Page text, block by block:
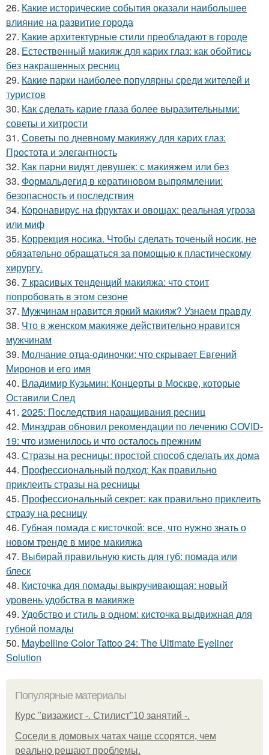
26. Какие исторические события оказали наибольшее
влияние на развитие города
27. Какие архитектурные стили преобладают в городе
28. Естественный макияж для карих глаз: как обойтись
без накрашенных ресниц
29. Какие парки наиболее популярны среди жителей и
туристов
30. Как сделать карие глаза более выразительными:
советы и хитрости
31. Советы по дневному макияжу для карих глаз:
Простота и элегантность
32. Как парни видят девушек: с макияжем или без
33. Формальдегид в кератиновом выпрямлении:
безопасность и последствия
34. Коронавирус на фруктах и овощах: реальная угроза
или миф
35. Коррекция носика. Чтобы сделать точеный носик, не
обязательно обращаться за помощью к пластическому
хирургу.
36. 7 красивых тенденций макияжа: что стоит
попробовать в этом сезоне
37. Мужчинам нравится яркий макияж? Узнаем правду
38. Что в женском макияже действительно нравится
мужчинам
39. Молчание отца-одиночки: что скрывает Евгений
Миронов и его имя
40. Владимир Кузьмин: Концерты в Москве, которые
Оставили След
41. 2025: Последствия наращивания ресниц
42. Минздрав обновил рекомендации по лечению COVID-
19: что изменилось и что осталось прежним
43. Стразы на ресницы: простой способ сделать их дома
44. Профессиональный подход: Как правильно
приклеить стразы на ресницы
45. Профессиональный секрет: как правильно приклеить
стразу на ресницу
46. Губная помада с кисточкой: все, что нужно знать о
новом тренде в мире макияжа
47. Выбирай правильную кисть для губ: помада или
блеск
48. Кисточка для помады выкручивающая: новый
уровень удобства в макияже
49. Удобство и стиль в одном: кисточка выдвижная для
губной помады
50. Maybelline Color Tattoo 24: The Ultimate Eyeliner
Solution
Популярные материалы
Курс "визажист -. Стилист"10 занятий -.
Соседи в домовых чатах чаще ссорятся, чем
реально решают проблемы.